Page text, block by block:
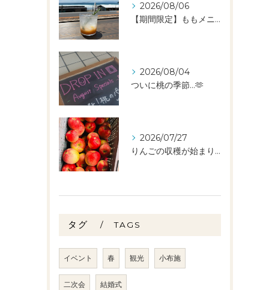
2026/08/06
【期間限定】ももメニュー🍑スタートしました✨️
2026/08/04
ついに桃の季節…🫶
2026/07/27
りんごの収穫が始まりました🧑‍🌾🍎
タグ TAGS
イベント 春 観光 小布施
二次会 結婚式